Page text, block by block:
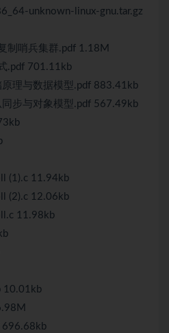
unknown-linux-gnu.tar.gz
制哨兵集群.pdf 1.18M
.pdf 701.11kb
理与数据模型.pdf 883.41kb
步与对象模型.pdf 567.49kb
(1).c 11.94kb
(2).c 12.06kb
11.98kb
10.01kb
696.68kb